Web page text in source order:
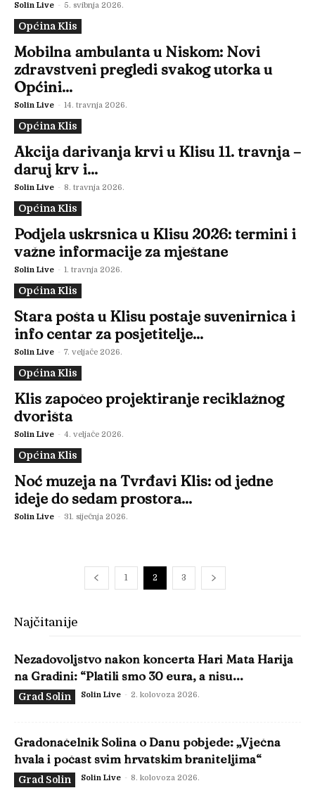
Solin Live - 5. svibnja 2026.
Općina Klis
Mobilna ambulanta u Niskom: Novi
zdravstveni pregledi svakog utorka u
Općini...
Solin Live - 14. travnja 2026.
Općina Klis
Akcija darivanja krvi u Klisu 11. travnja –
daruj krv i...
Solin Live - 8. travnja 2026.
Općina Klis
Podjela uskrsnica u Klisu 2026: termini i
važne informacije za mještane
Solin Live - 1. travnja 2026.
Općina Klis
Stara pošta u Klisu postaje suvenirnica i
info centar za posjetitelje...
Solin Live - 7. veljače 2026.
Općina Klis
Klis započeo projektiranje reciklažnog
dvorišta
Solin Live - 4. veljače 2026.
Općina Klis
Noć muzeja na Tvrđavi Klis: od jedne
ideje do sedam prostora...
Solin Live - 31. siječnja 2026.
1 2 3
Najčitanije
Nezadovoljstvo nakon koncerta Hari Mata Harija
na Gradini: “Platili smo 30 eura, a nisu...
Grad Solin Solin Live - 2. kolovoza 2026.
Gradonačelnik Solina o Danu pobjede: „Vječna
hvala i počast svim hrvatskim braniteljima“
Grad Solin Solin Live - 8. kolovoza 2026.